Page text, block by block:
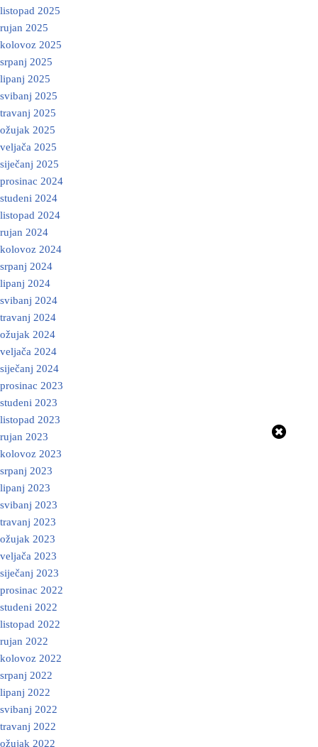
listopad 2025
rujan 2025
kolovoz 2025
srpanj 2025
lipanj 2025
svibanj 2025
travanj 2025
ožujak 2025
veljača 2025
siječanj 2025
prosinac 2024
studeni 2024
listopad 2024
rujan 2024
kolovoz 2024
srpanj 2024
lipanj 2024
svibanj 2024
travanj 2024
ožujak 2024
veljača 2024
siječanj 2024
prosinac 2023
studeni 2023
listopad 2023
rujan 2023
kolovoz 2023
srpanj 2023
lipanj 2023
svibanj 2023
travanj 2023
ožujak 2023
veljača 2023
siječanj 2023
prosinac 2022
studeni 2022
listopad 2022
rujan 2022
kolovoz 2022
srpanj 2022
lipanj 2022
svibanj 2022
travanj 2022
ožujak 2022